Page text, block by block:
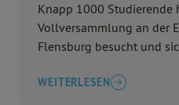
Knapp 1000 Studierende
Vollversammlung an der
Flensburg besucht und
WEITERLESEN